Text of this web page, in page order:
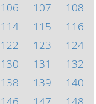
106 107
108
114 115
116
122 123
124
130 131
132
138 139
140